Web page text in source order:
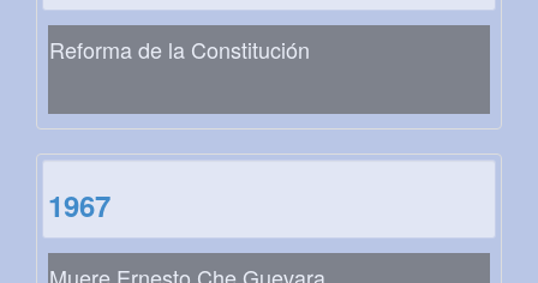
Reforma de la Constitución
1967